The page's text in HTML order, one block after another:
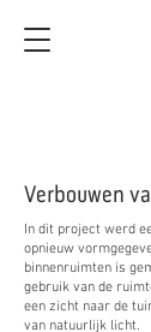
Verbouwen
In dit project werd
opnieuw
binnenruimten is
gebruik van de
een zicht naar de
van natuurlijk licht.